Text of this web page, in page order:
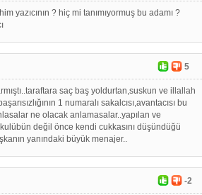
yazıcının ? hiç mi tanımıyormuş bu adamı ?
5
saç baş yoldurtan,suskun ve illallah
1 numaralı sakalcısı,avantacısı bu
ne olacak anlamasalar..yapılan ve
değil önce kendi cukkasını düşündüğü
yanındaki büyük menajer..
-2